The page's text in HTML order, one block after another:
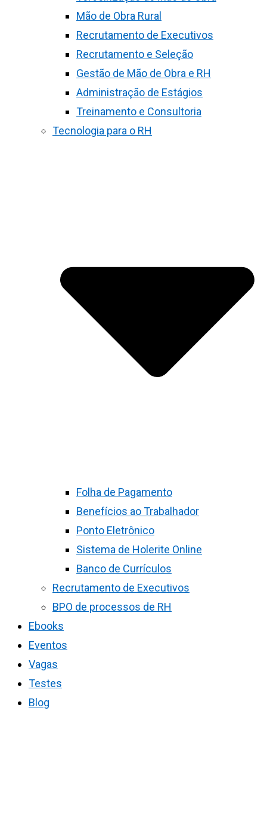
Mão de Obra Rural
Recrutamento de Executivos
Recrutamento e Seleção
Gestão de Mão de Obra e RH
Administração de Estágios
Treinamento e Consultoria
Tecnologia para o RH
Folha de Pagamento
Benefícios ao Trabalhador
Ponto Eletrônico
Sistema de Holerite Online
Banco de Currículos
Recrutamento de Executivos
BPO de processos de RH
Ebooks
Eventos
Vagas
Testes
Blog